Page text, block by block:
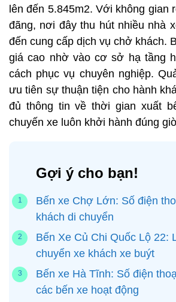
lên đến 5.845m2. Với không gian
đãng, nơi đây thu hút nhiều nhà
đến cung cấp dịch vụ chở khách.
giá cao nhờ vào cơ sở hạ tầng
cách phục vụ chuyên nghiệp.
ưu tiên sự thuận tiện cho hành
đủ thông tin về thời gian xuất
chuyến xe luôn khởi hành đúng
Gợi ý cho bạn!
Bến xe Chợ Lớn: Số điện
khách di chuyển
Bến Xe Củ Chi Quốc Lộ 22:
chuyển xe khách xe buýt
Bến xe Hà Tĩnh: Số điện
các bến xe hoạt động